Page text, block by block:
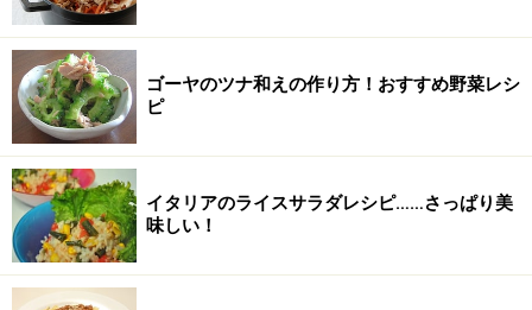
ゴーヤのツナ和えの作り方！おすすめ野菜レシ
ピ
イタリアのライスサラダレシピ……さっぱり美
味しい！